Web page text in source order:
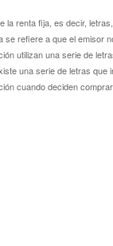
la renta fija, es decir,
se refiere a que el emisor
utilizan una serie de
una serie de letras que
cuando deciden